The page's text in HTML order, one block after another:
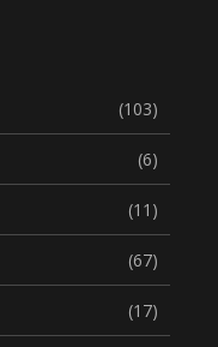
(103)
(6)
(11)
(67)
(17)